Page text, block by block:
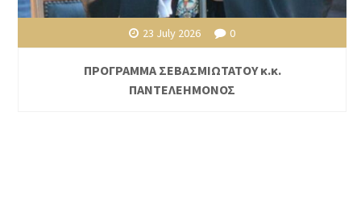
23 July 2026 0
ΠΡΟΓΡΑΜΜΑ ΣΕΒΑΣΜΙΩΤΑΤΟΥ κ.κ.
ΠΑΝΤΕΛΕΗΜΟΝΟΣ